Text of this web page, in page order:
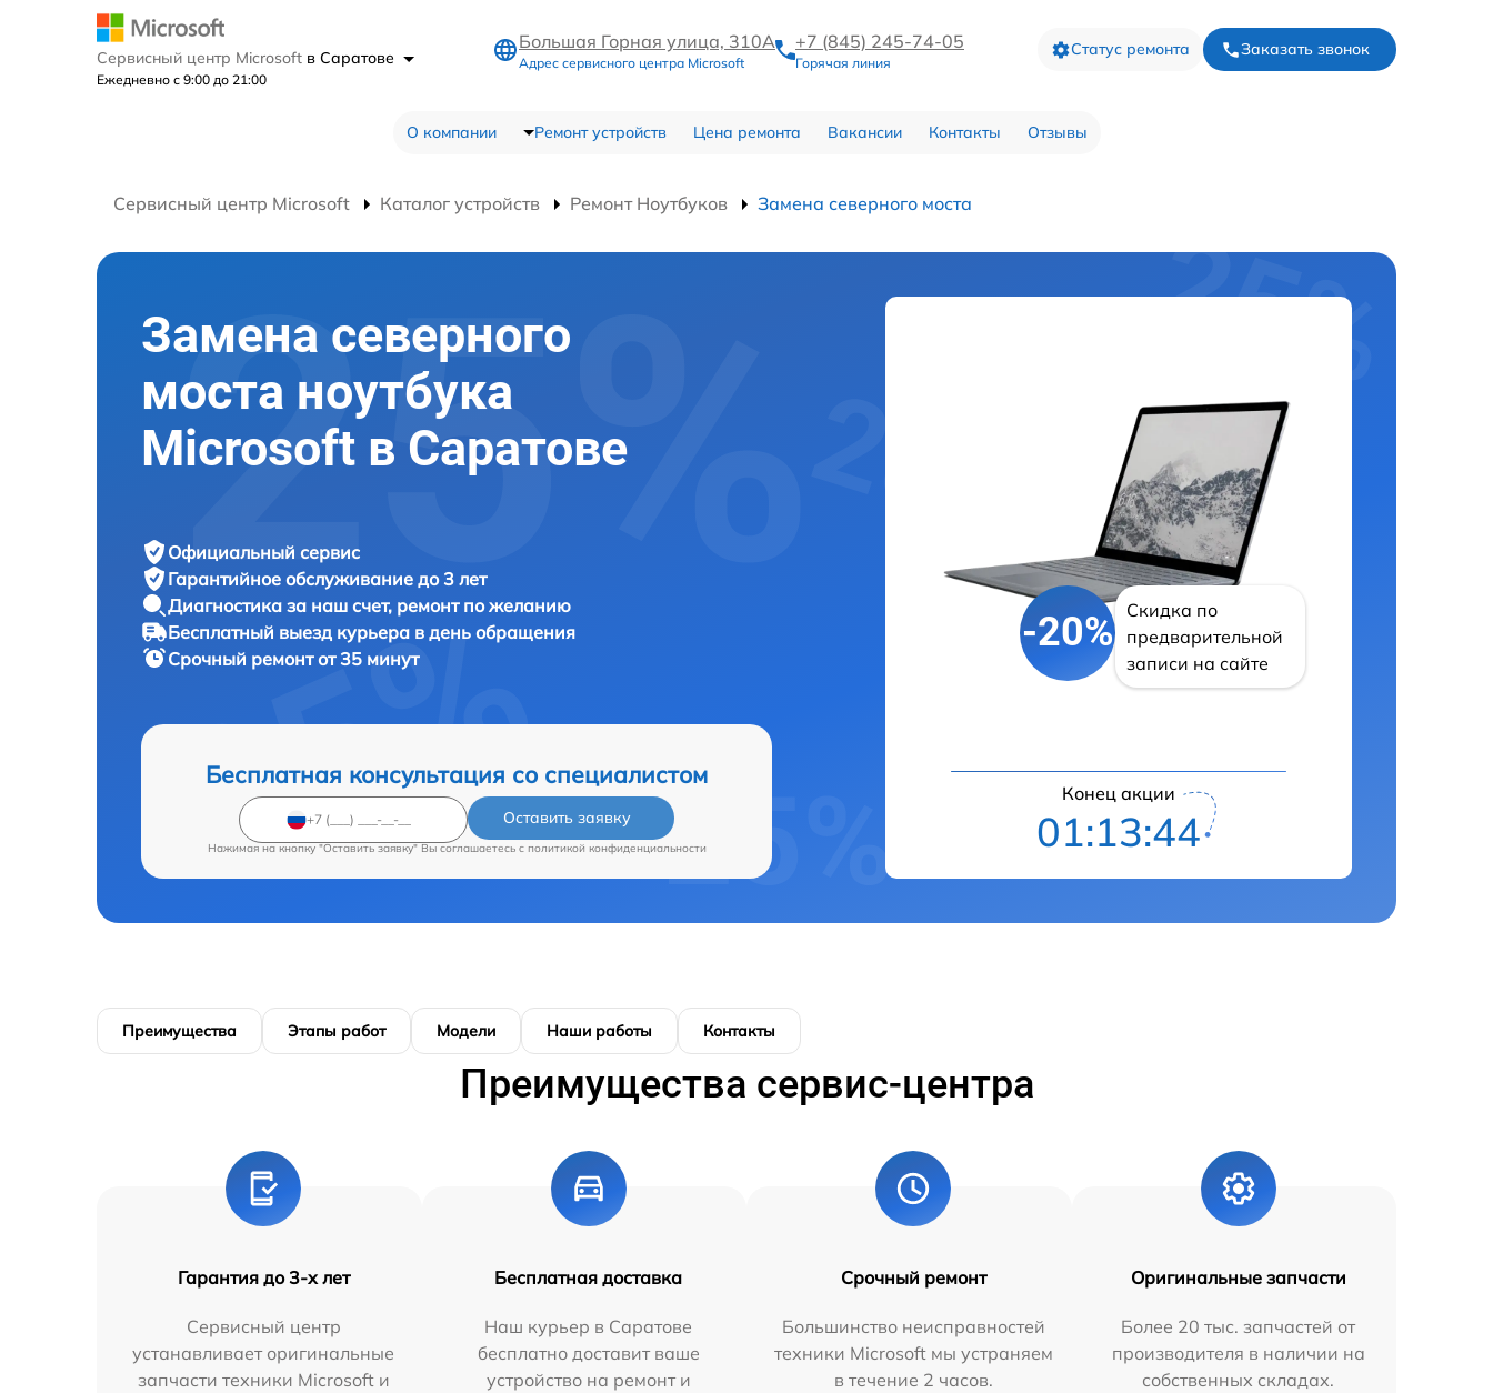
Сервисный центр Microsoft в Саратове
Ежедневно с 9:00 до 21:00
Большая Горная улица, 310А
Адрес сервисного центра Microsoft
+7 (845) 245-74-05
Горячая линия
Статус ремонта Заказать звонок
О компании Ремонт устройств Цена ремонта Вакансии Контакты Отзывы
Сервисный центр Microsoft Каталог устройств Ремонт Ноутбуков Замена северного моста
Замена северного
моста ноутбука
Microsoft в Саратове
Официальный сервис
Гарантийное обслуживание до 3 лет
Диагностика за наш счет, ремонт по желанию
Бесплатный выезд курьера в день обращения
Срочный ремонтот 35 минут
Бесплатная консультация со специалистом
Оставить заявку
Нажимая на кнопку "Оставить заявку" Вы соглашаетесь c политикой конфиденциальности
-20%
Скидка по
предварительной
записи на сайте
Конец акции
01:13:43
Преимущества Этапы работ Модели Наши работы Контакты
Преимущества сервис-центра
Гарантия до 3-х лет
Сервисный центр
устанавливает оригинальные
запчасти техники Microsoft и
Бесплатная доставка
Наш курьер в Саратове
бесплатно доставит ваше
устройство на ремонт и
Срочный ремонт
Большинство неисправностей
техники Microsoft мы устраняем
в течение 2 часов.
Оригинальные запчасти
Более 20 тыс. запчастей от
производителя в наличии на
собственных складах.